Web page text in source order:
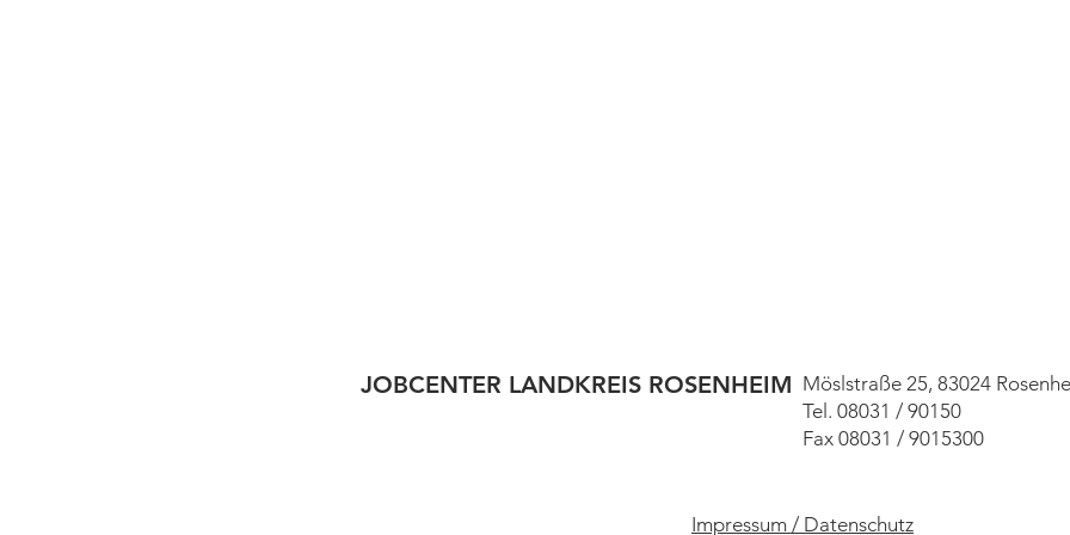
JOBCENTER LANDKREIS ROSENHEIM Möslstraße 25, 83024
Tel. 08031 / 90150
Fax 08031 / 9015300
Impressum / Datenschutz